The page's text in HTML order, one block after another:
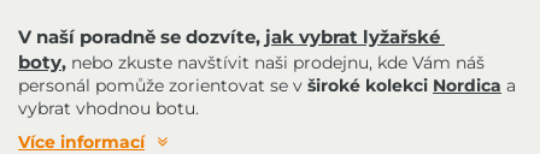
V naší poradně se dozvíte, jak vybrat lyžařské
boty, nebo zkuste navštívit naši prodejnu, kde Vám náš
personál pomůže zorientovat se v široké kolekci Nordica a
vybrat vhodnou botu.
Více informací